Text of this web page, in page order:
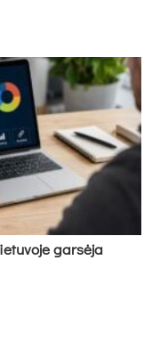
garsėja